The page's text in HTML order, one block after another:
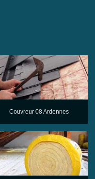
Couvreur 08 Ardennes